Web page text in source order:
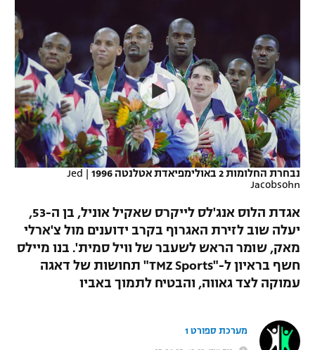
VOD
רץ ברשת
תוצאות
לוח שידורים
ברחבה
נבחרת ישראל
מכבי חיפה
בית"ר ירושלים
מכבי תל אביב
הפועל תל אביב
הפועל חיפה
הפועל באר שבע
מכבי נתניה
ליגה ספרדית
ליגה איטלקית
ליגה צרפתית
ליגה הולנדית
ליגה סינית
ליגה ברזילאית
כדורסל נשים
מכבי תל אביב
הפועל חולון
הפועל ירושלים
דני אבדיה
יורוליג
יורוקאפ
טניס
כדוריד
כדורעף
שחייה
אגרוף
ספורט אולימפי
היאבקות WWE
נבחרת החלומות 2 באולימפיאדת אטלנטה 1996 |
Jed
Jacobsohn
אגדת הלוס אנג'לס לייקרס שאקיל אוניל, בן ה-53,
יעלה שוב לזירת האגרוף בקרב ידוענים מול צ'ארלי
מאק, שומר הראש לשעבר של וויל סמית'. בנו מיילס
חשף בראיון ל-"TMZ Sports" תחושות של דאגה
עמוקה לצד גאווה, והבטיח לתמוך באביו
מערכת ספורט 1